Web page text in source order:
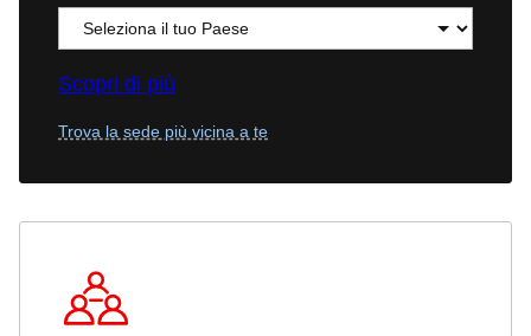
Scopri di più
Trova la sede più vicina a te